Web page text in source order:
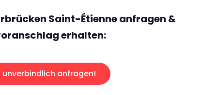
Saint-Étienne anfragen &
erhalten:
unverbindlich anfragen!